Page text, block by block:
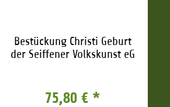
Bestückung Christi Geburt
der Seiffener Volkskunst eG
75,80 € *